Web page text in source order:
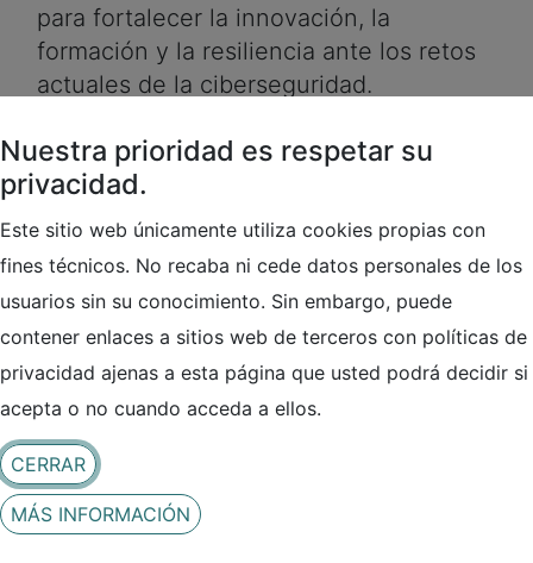
para fortalecer la innovación, la
formación y la resiliencia ante los retos
actuales de la ciberseguridad.
Ambas entidades comparten la
convicción de que la colaboración y el
intercambio de información son
elementos esenciales para anticipar
amenazas y construir un entorno digital
más seguro para todos. Por ello, este
acuerdo se sustenta en la voluntad de
desarrollar iniciativas conjuntas,
compartir buenas prácticas y fomentar
el aprendizaje continuo.
En el marco de esta colaboración, RENIC
Nuestra prioridad es respetar su
privacidad.
Este sitio web únicamente utiliza cookies propias con
fines técnicos. No recaba ni cede datos personales de los
usuarios sin su conocimiento. Sin embargo, puede
contener enlaces a sitios web de terceros con políticas de
privacidad ajenas a esta página que usted podrá decidir si
acepta o no cuando acceda a ellos.
CERRAR
MÁS INFORMACIÓN